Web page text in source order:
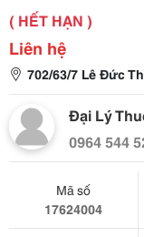
( HẾT HẠN )
Liên hệ
702/63/7 Lê Đức
Đại Lý
0964 544
Mã số
17624004